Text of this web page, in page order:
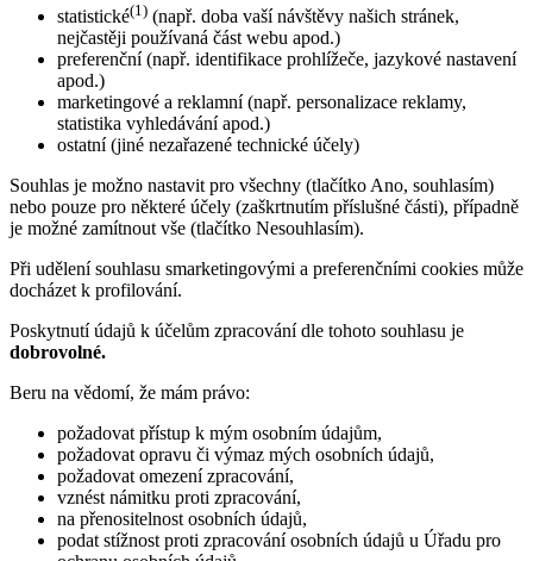
statistické(1) (např. doba vaší návštěvy našich stránek,
nejčastěji používaná část webu apod.)
preferenční (např. identifikace prohlížeče, jazykové nastavení
apod.)
marketingové a reklamní (např. personalizace reklamy,
statistika vyhledávání apod.)
ostatní (jiné nezařazené technické účely)
Souhlas je možno nastavit pro všechny (tlačítko Ano, souhlasím)
nebo pouze pro některé účely (zaškrtnutím příslušné části), případně
je možné zamítnout vše (tlačítko Nesouhlasím).
Při udělení souhlasu smarketingovými a preferenčními cookies může
docházet k profilování.
Poskytnutí údajů k účelům zpracování dle tohoto souhlasu je
dobrovolné.
Beru na vědomí, že mám právo:
požadovat přístup k mým osobním údajům,
požadovat opravu či výmaz mých osobních údajů,
požadovat omezení zpracování,
vznést námitku proti zpracování,
na přenositelnost osobních údajů,
podat stížnost proti zpracování osobních údajů u Úřadu pro